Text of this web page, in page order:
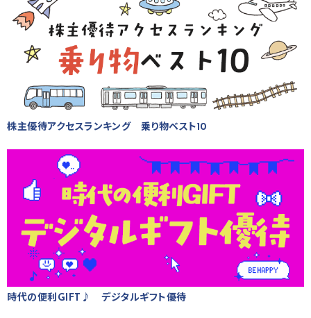
株主優待アクセスランキング 乗り物ベスト10
時代の便利GIFT♪ デジタルギフト優待